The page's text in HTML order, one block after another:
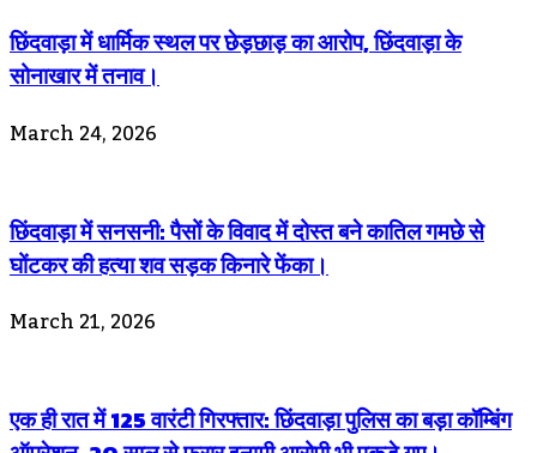
छिंदवाड़ा में धार्मिक स्थल पर छेड़छाड़ का आरोप, छिंदवाड़ा के
सोनाखार में तनाव।
March 24, 2026
छिंदवाड़ा में सनसनी: पैसों के विवाद में दोस्त बने कातिल गमछे से
घोंटकर की हत्या शव सड़क किनारे फेंका।
March 21, 2026
एक ही रात में 125 वारंटी गिरफ्तार: छिंदवाड़ा पुलिस का बड़ा कॉम्बिंग